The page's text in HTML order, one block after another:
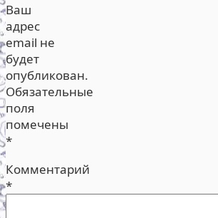
Ваш
адрес
email не
будет
опубликован.
Обязательные
поля
помечены
*
Комментарий
*